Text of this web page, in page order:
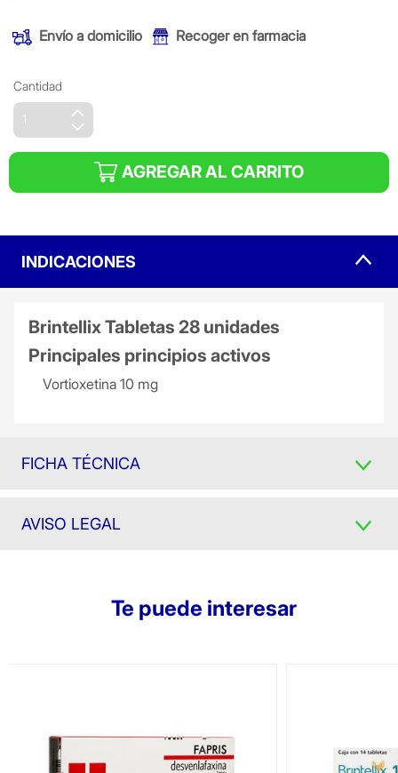
Envío a domicilio Recoger en farmacia
Cantidad
AGREGAR AL CARRITO
INDICACIONES
Brintellix Tabletas 28 unidades
Principales principios activos
Vortioxetina 10 mg
FICHA TÉCNICA
AVISO LEGAL
Te puede interesar